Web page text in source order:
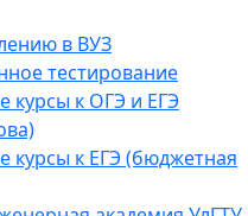
в ВУЗ
тестирование
курсы к ОГЭ и ЕГЭ
курсы к ЕГЭ (бюджетная